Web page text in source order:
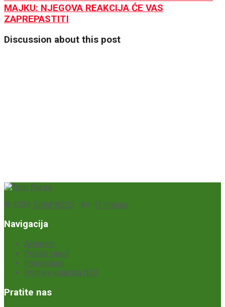
MAJKU: NJEGOVA REAKCIJA ĆE VAS
ZAPREPASTITI
Discussion about this post
© 2026 TutinPRESS - by- IT-Impuls
Navigacija
Aktuelno
Pošalji vijest
Impressum
Politika kolačića (EU)
Pratite nas